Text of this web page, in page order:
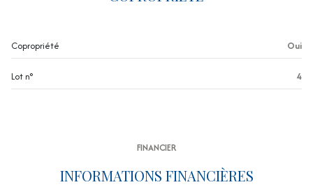
1er étage
terrasse
Copropriété Oui
Lot n° 4
FINANCIER
INFORMATIONS FINANCIÈRES